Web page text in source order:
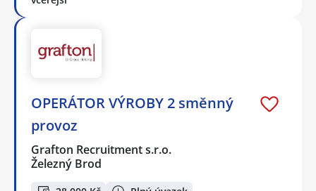
OPERÁTOR VÝROBY 2 směnný
provoz
Grafton Recruitment s.r.o.
Železný Brod